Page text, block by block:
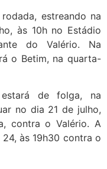
estreando na
às 10h no Estádio
do Valério. Na
o Betim, na quarta-
de folga, na
no dia 21 de julho,
contra o Valério. A
às 19h30 contra o